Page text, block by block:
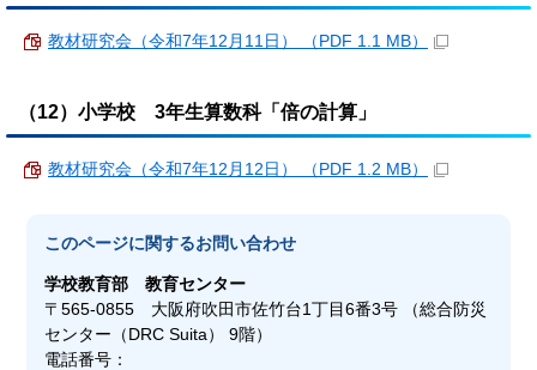
教材研究会（令和7年12月11日） （PDF 1.1 MB）
（12）小学校 3年生算数科「倍の計算」
教材研究会（令和7年12月12日） （PDF 1.2 MB）
このページに関するお問い合わせ
学校教育部教育センター
〒565-0855 大阪府吹田市佐竹台1丁目6番3号 （総合防災
センター（DRC Suita） 9階）
電話番号：